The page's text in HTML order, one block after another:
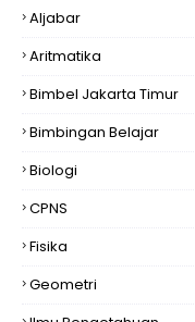
Aljabar
Aritmatika
Bimbel Jakarta Timur
Bimbingan Belajar
Biologi
CPNS
Fisika
Geometri